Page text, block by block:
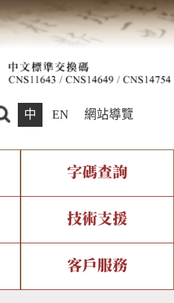
中 EN 網站導覽
全字庫現況
專有名詞介紹
字碼查詢
部件查詢
注音查詢
技術支援
造字解決方案
客戶服務